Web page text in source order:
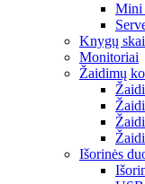
Mini
Knygų
Monitoriai
Žaidimų
Išorinės